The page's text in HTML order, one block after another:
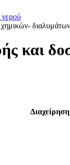
νερού
διαλυμάτων
και